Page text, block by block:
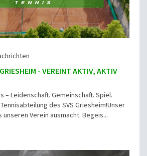
- VEREINT AKTIV, AKTIV
– Leidenschaft. Gemeinschaft. Spiel.
des SVS Griesheim!Unser
Verein ausmacht: Begeis...